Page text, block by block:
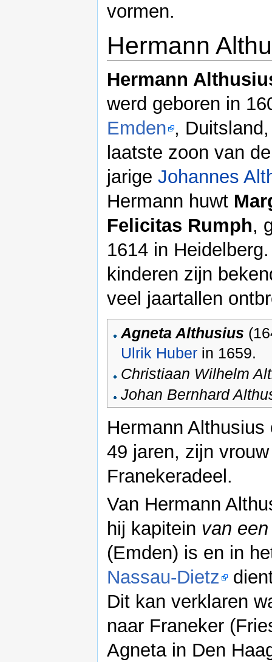
vormen.
Hermann
Hermann
werd geboren in
Emden ,
laatste zoon van
jarige Johannes
Hermann huwt
Felicitas Rumph,
1614 in
kinderen zijn
veel jaartallen
Agneta Althusius
Ulrik Huberin 1659.
Christiaan Wilhelm
Johan Bernhard
Hermann
49 jaren, zijn
Franekeradeel.
Van Hermann
hij kapitein van
(Emden) is en in
Nassau-Dietz
Dit kan verklaren
naar Franeker
Agneta in Den